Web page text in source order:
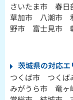
さいたま市 春
草加市 八潮市
野市 富士見市
茨城県の対応エ
つくば市 つく
みがうら市 竜